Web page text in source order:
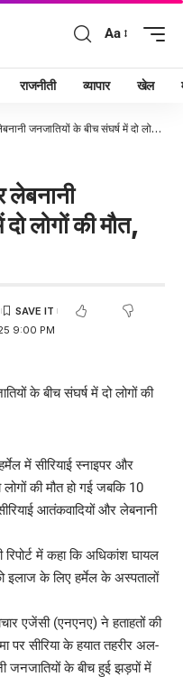
Aa
राजनीती व्यापार खेल
के बीच संघर्ष में दो लोगों की मौत, 10 घायल
लेबनानी
लोगों की मौत,
9:00 PM
में सीरियाई स्नाइपर और
की मौत हो गई जबकि 10
आतंकवादियों और लेबनानी
में कहा कि अधिकांश घायल
इलाज के लिए हर्मेल के अस्पतालों
एजेंसी (एनएनए) ने हताहतों की
पर सीरिया के हयात तहरीर अल-
जनजातियों के बीच हुई झड़पों में